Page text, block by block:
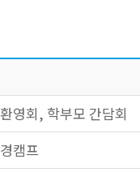
영회, 학부모 간담회
캠프